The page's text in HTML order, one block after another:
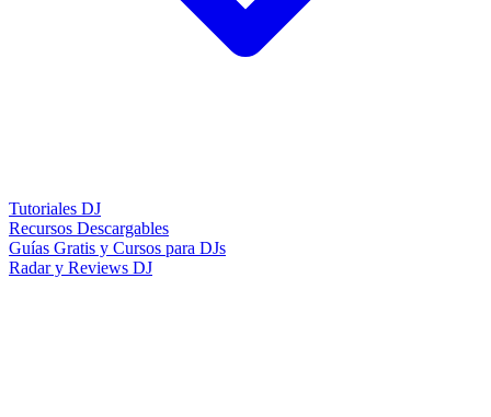
Tutoriales DJ
Recursos Descargables
Guías Gratis y Cursos para DJs
Radar y Reviews DJ